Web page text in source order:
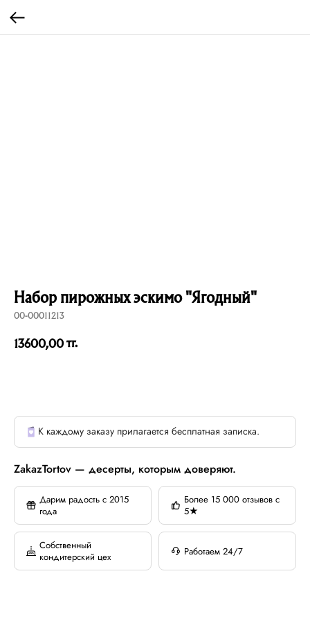
Набор пирожных эскимо "Ягодный"
00-00011213
13600,00тг.
К каждому заказу прилагается бесплатная записка.
ZakazTortov — десерты, которым доверяют.
Дарим радость с 2015
года
Более 15 000 отзывов с
5★
Собственный
кондитерский цех
Работаем 24/7